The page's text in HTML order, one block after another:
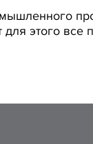
для этого все